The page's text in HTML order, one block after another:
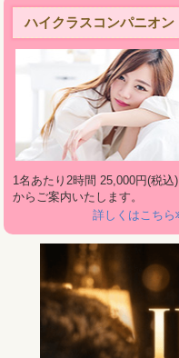
ハイクラスコンパニオン
1名あたり2時間 25,000円(税込)
からご案内いたします。
詳しくはこちら